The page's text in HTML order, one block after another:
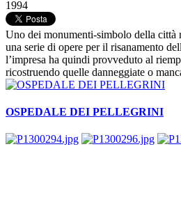
1994
Uno dei monumenti-simbolo della città
una serie di opere per il risanamento
l’impresa ha quindi provveduto al
ricostruendo quelle danneggiate o
OSPEDALE DEI PELLEGRINI